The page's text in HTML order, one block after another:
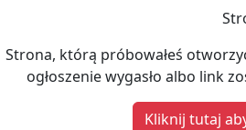
Strona, którą próbowałeś
ogłoszenie wygasło albo link
Kliknij tutaj